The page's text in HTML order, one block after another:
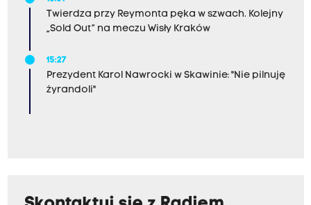
Twierdza przy Reymonta pęka w szwach. Kolejny
„Sold Out” na meczu Wisły Kraków
15:27
Prezydent Karol Nawrocki w Skawinie: "Nie pilnuję
żyrandoli"